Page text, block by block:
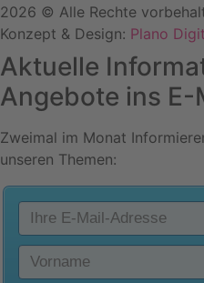
2026 © Alle Rechte
Konzept & Design: Plano
Aktuelle
Angebote ins E-
Zweimal im Monat
unseren Themen: